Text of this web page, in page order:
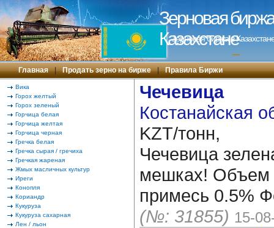
Зерновая
Казахстане
Зерновая биржа в
---
Главная | Продать зерно на бирже | Правила Биржи
Вика
Горох желтый
Горох зеленый
Горчица белая
Горчица желтая
Горчица черная
Гречка белая
Гречка сырая / гречиха
Гречкая жареная
Жмых масличных культур
Иреги
Конопля
Кориандр
Кукуруза
Кукуруза сахарная
Лен / льон
Чечевица
Костанайская
KZT/тонн,
Чечевица
мешках! Объем
примесь 0.5%
(№: 31855) 15-